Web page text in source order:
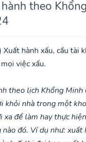
theo
Xuất hành xấu, cầu tài
việc xấu.
theo lịch Khổng Minh
khỏi nhà trong một
xa để làm hay thực
đó. Ví dụ như: xuất